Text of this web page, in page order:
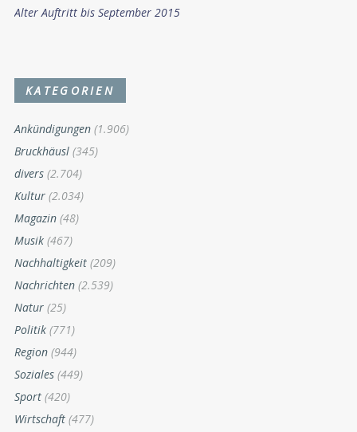
Alter Auftritt bis September 2015
KATEGORIEN
Ankündigungen (1.906)
Bruckhäusl (345)
divers (2.704)
Kultur (2.034)
Magazin (48)
Musik (467)
Nachhaltigkeit (209)
Nachrichten (2.539)
Natur (25)
Politik (771)
Region (944)
Soziales (449)
Sport (420)
Wirtschaft (477)